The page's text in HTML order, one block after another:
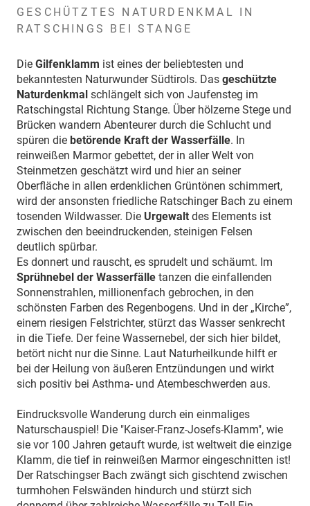
GESCHÜTZTES NATURDENKMAL IN
RATSCHINGS BEI STANGE
Die Gilfenklamm ist eines der beliebtesten und
bekanntesten Naturwunder Südtirols. Das geschützte
Naturdenkmal schlängelt sich von Jaufensteg im
Ratschingstal Richtung Stange. Über hölzerne Stege und
Brücken wandern Abenteurer durch die Schlucht und
spüren die betörende Kraft der Wasserfälle. In
reinweißen Marmor gebettet, der in aller Welt von
Steinmetzen geschätzt wird und hier an seiner
Oberfläche in allen erdenklichen Grüntönen schimmert,
wird der ansonsten friedliche Ratschinger Bach zu einem
tosenden Wildwasser. Die Urgewalt des Elements ist
zwischen den beeindruckenden, steinigen Felsen
deutlich spürbar.
Es donnert und rauscht, es sprudelt und schäumt. Im
Sprühnebel der Wasserfälle tanzen die einfallenden
Sonnenstrahlen, millionenfach gebrochen, in den
schönsten Farben des Regenbogens. Und in der „Kirche”,
einem riesigen Felstrichter, stürzt das Wasser senkrecht
in die Tiefe. Der feine Wassernebel, der sich hier bildet,
betört nicht nur die Sinne. Laut Naturheilkunde hilft er
bei der Heilung von äußeren Entzündungen und wirkt
sich positiv bei Asthma- und Atembeschwerden aus.
Eindrucksvolle Wanderung durch ein einmaliges
Naturschauspiel! Die "Kaiser-Franz-Josefs-Klamm", wie
sie vor 100 Jahren getauft wurde, ist weltweit die einzige
Klamm, die tief in reinweißen Marmor eingeschnitten ist!
Der Ratschingser Bach zwängt sich gischtend zwischen
turmhohen Felswänden hindurch und stürzt sich